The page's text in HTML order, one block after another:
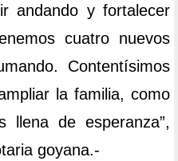
andando y fortalecer
cuatro nuevos
Contentísimos
la familia, como
de esperanza”,
goyana.-